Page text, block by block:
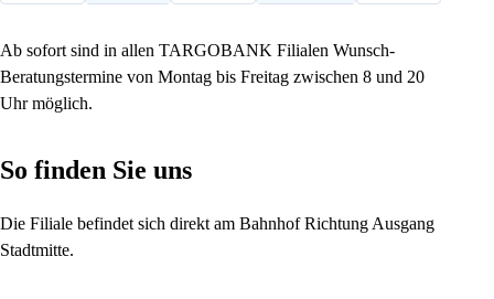
Ab sofort sind in allen TARGOBANK Filialen Wunsch-
Beratungstermine von Montag bis Freitag zwischen 8 und 20
Uhr möglich.
So finden Sie uns
Die Filiale befindet sich direkt am Bahnhof Richtung Ausgang
Stadtmitte.